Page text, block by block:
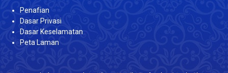
Penafian
Dasar Privasi
Dasar Keselamatan
Peta Laman